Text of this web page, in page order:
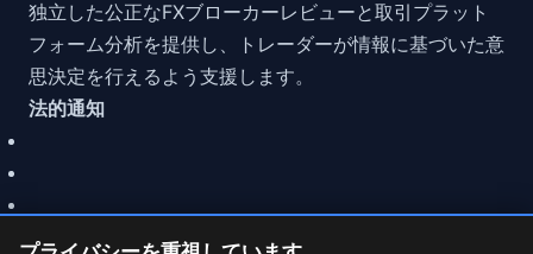
独立した公正なFXブローカーレビューと取引プラット
フォーム分析を提供し、トレーダーが情報に基づいた意
思決定を行えるよう支援します。
法的通知